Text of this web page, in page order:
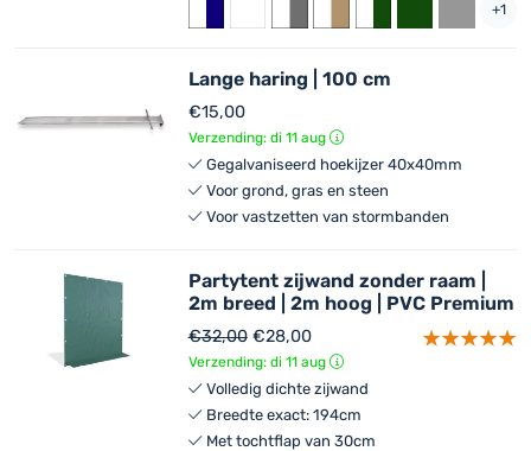
+1
Lange haring | 100 cm
€15,00
Verzending: di 11 aug
Gegalvaniseerd hoekijzer 40x40mm
Voor grond, gras en steen
Voor vastzetten van stormbanden
Partytent zijwand zonder raam |
2m breed | 2m hoog | PVC Premium
€32,00 €28,00
Verzending: di 11 aug
Volledig dichte zijwand
Breedte exact: 194cm
Met tochtflap van 30cm